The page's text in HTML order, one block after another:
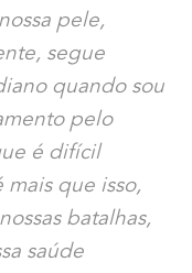
pele,
segue
quando sou
pelo
é difícil
mais que isso,
batalhas,
saúde